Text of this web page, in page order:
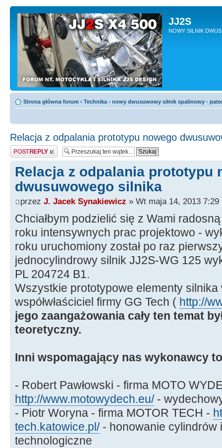
JJ2S
NOWY SILNIK
Strona główna forum ‹ Technika - nowy dwusuwowy silnik spalinowy -
Relacja z odpalania prototypu nowego
Odpowiedz
Relacja z odpalania prototypu
dwusuwowego silnika
przez J. Jacek Synakiewicz » Wt maja 14, 2013 7:29
Chciałbym podzielić się z Wami
roku intensywnych prac projektowo -
roku uruchomiony został po raz
jednocylindrowy silnik JJ2S-WG 125
PL 204724 B1.
Wszystkie prototypowe elementy silnika
współwłaściciel firmy GG Tech ( http://
jego zaangażowania cały ten temat
teoretyczny.
Inni wspomagający nas wykonawcy
- Robert Pawłowski - firma MOTO
http://www.motowydech.eu/-
- Piotr Woryna - firma MOTOR TECH -
tech.katowice.pl/- honowanie cylindrów
technologiczne